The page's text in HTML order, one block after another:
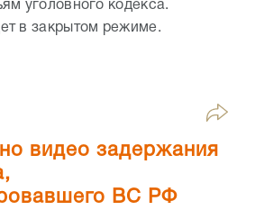
уголовного кодекса.
в закрытом режиме.
видео задержания
ВС РФ